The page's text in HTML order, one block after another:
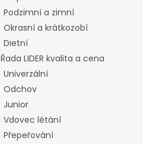
Podzimní a zimní
Okrasní a krátkozobí
Dietní
Řada LIDER kvalita a cena
Univerzální
Odchov
Junior
Vdovec létání
Přepeřování